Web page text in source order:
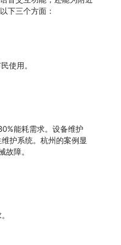
下三个方面：
使用。
能耗需求。设备维护
护系统。杭州的案例显
障。